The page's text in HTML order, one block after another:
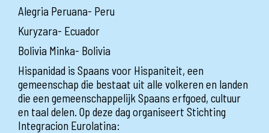
Alegria Peruana- Peru
Kuryzara- Ecuador
Bolivia Minka- Bolivia
Hispanidad is Spaans voor Hispaniteit, een
gemeenschap die bestaat uit alle volkeren en landen
die een gemeenschappelijk Spaans erfgoed, cultuur
en taal delen. Op deze dag organiseert Stichting
Integracion Eurolatina: